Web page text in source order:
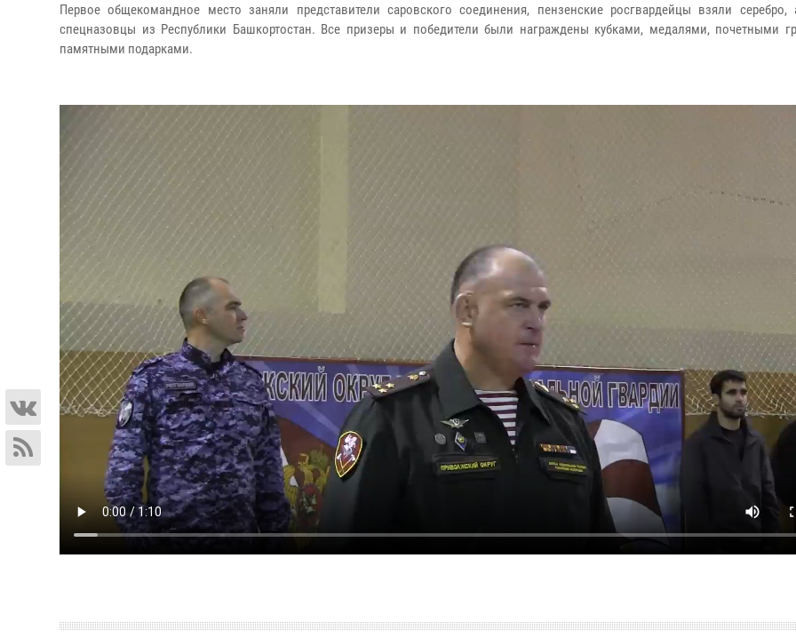
Первое общекомандное место заняли представители саровского соединения, пензенские росгвардейцы взяли серебро,
спецназовцы из Республики Башкортостан. Все призеры и победители были награждены кубками, медалями, почетными
памятными подарками.